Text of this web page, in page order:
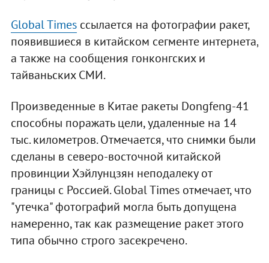
Global Timesссылается на фотографии ракет,
появившиеся в китайском сегменте интернета,
а также на сообщения гонконгских и
тайваньских СМИ.
Произведенные в Китае ракеты Dongfeng-41
способны поражать цели, удаленные на 14
тыс. километров. Отмечается, что снимки были
сделаны в северо-восточной китайской
провинции Хэйлунцзян неподалеку от
границы с Россией. Global Times отмечает, что
"утечка" фотографий могла быть допущена
намеренно, так как размещение ракет этого
типа обычно строго засекречено.